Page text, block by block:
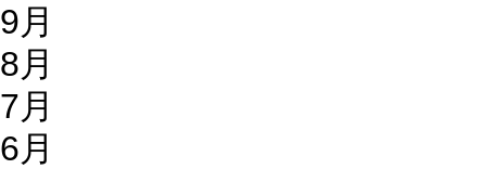
9月
8月
7月
6月